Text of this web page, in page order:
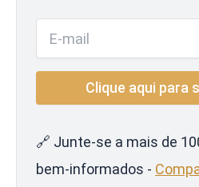
🔗 Junte-se a mais de
bem-informados -